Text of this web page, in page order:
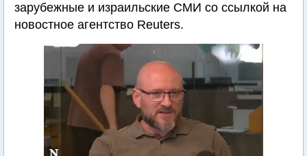
зарубежные и израильские СМИ со ссылкой на
новостное агентство Reuters.